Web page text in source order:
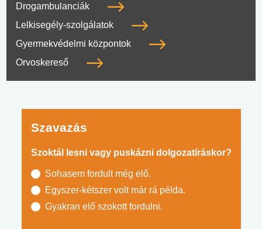
Drogambulanciák
Lelkisegély-szolgálatok
Gyermekvédelmi központok
Orvoskereső
Szavazás
Szoktál lesni vagy puskázni dolgozatíráskor?
Sohasem fordult még elő.
Egyszer-kétszer volt már rá példa.
Gyakran elő szokott fordulni.